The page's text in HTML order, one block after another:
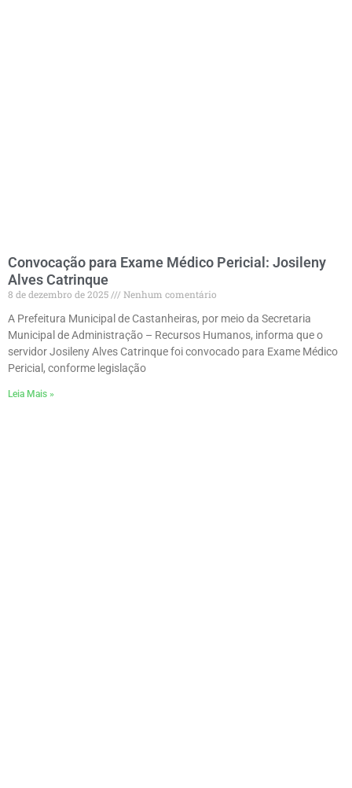
Convocação para Exame Médico Pericial: Josileny
Alves Catrinque
8 de dezembro de 2025
Nenhum comentário
A Prefeitura Municipal de Castanheiras, por meio da Secretaria
Municipal de Administração – Recursos Humanos, informa que o
servidor Josileny Alves Catrinque foi convocado para Exame Médico
Pericial, conforme legislação
Leia Mais »